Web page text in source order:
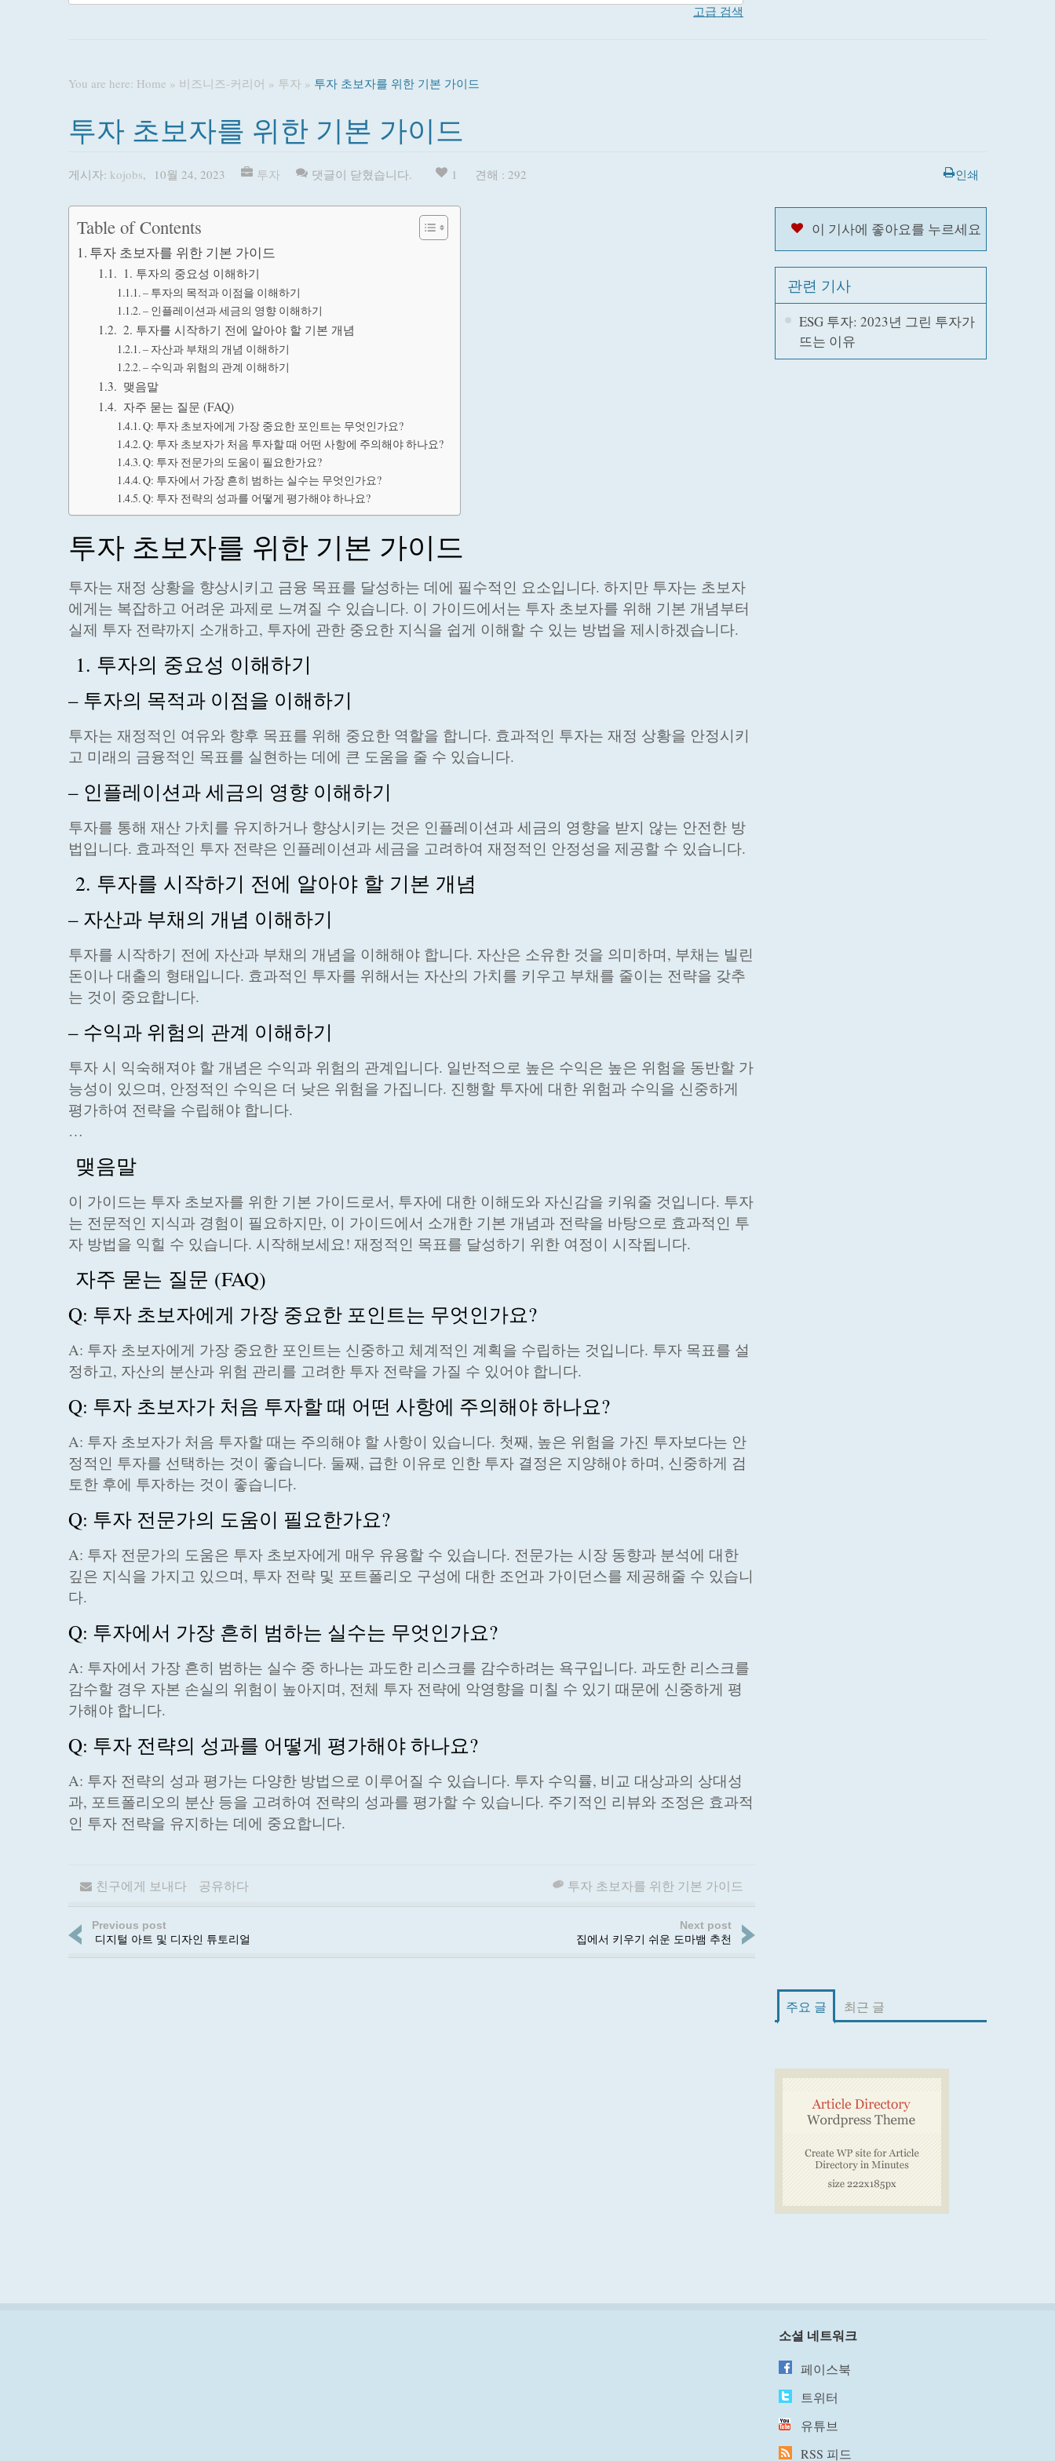
고급 검색
You are here: Home » 비즈니즈-커리어 » 투자 » 투자 초보자를 위한 기본 가이드
투자 초보자를 위한 기본 가이드
게시자: kojobs, 10월 24, 2023 투자 댓글이 닫혔습니다. 1 견해 : 292 인쇄
Table of Contents
투자 초보자를 위한 기본 가이드
1. 투자의 중요성 이해하기
– 투자의 목적과 이점을 이해하기
– 인플레이션과 세금의 영향 이해하기
2. 투자를 시작하기 전에 알아야 할 기본 개념
– 자산과 부채의 개념 이해하기
– 수익과 위험의 관계 이해하기
맺음말
자주 묻는 질문 (FAQ)
Q: 투자 초보자에게 가장 중요한 포인트는 무엇인가요?
Q: 투자 초보자가 처음 투자할 때 어떤 사항에 주의해야 하나요?
Q: 투자 전문가의 도움이 필요한가요?
Q: 투자에서 가장 흔히 범하는 실수는 무엇인가요?
Q: 투자 전략의 성과를 어떻게 평가해야 하나요?
투자 초보자를 위한 기본 가이드
투자는 재정 상황을 향상시키고 금융 목표를 달성하는 데에 필수적인 요소입니다. 하지만 투자는 초보자
에게는 복잡하고 어려운 과제로 느껴질 수 있습니다. 이 가이드에서는 투자 초보자를 위해 기본 개념부터
실제 투자 전략까지 소개하고, 투자에 관한 중요한 지식을 쉽게 이해할 수 있는 방법을 제시하겠습니다.
1. 투자의 중요성 이해하기
– 투자의 목적과 이점을 이해하기
투자는 재정적인 여유와 향후 목표를 위해 중요한 역할을 합니다. 효과적인 투자는 재정 상황을 안정시키
고 미래의 금융적인 목표를 실현하는 데에 큰 도움을 줄 수 있습니다.
– 인플레이션과 세금의 영향 이해하기
투자를 통해 재산 가치를 유지하거나 향상시키는 것은 인플레이션과 세금의 영향을 받지 않는 안전한 방
법입니다. 효과적인 투자 전략은 인플레이션과 세금을 고려하여 재정적인 안정성을 제공할 수 있습니다.
2. 투자를 시작하기 전에 알아야 할 기본 개념
– 자산과 부채의 개념 이해하기
투자를 시작하기 전에 자산과 부채의 개념을 이해해야 합니다. 자산은 소유한 것을 의미하며, 부채는 빌린
돈이나 대출의 형태입니다. 효과적인 투자를 위해서는 자산의 가치를 키우고 부채를 줄이는 전략을 갖추
는 것이 중요합니다.
– 수익과 위험의 관계 이해하기
투자 시 익숙해져야 할 개념은 수익과 위험의 관계입니다. 일반적으로 높은 수익은 높은 위험을 동반할 가
능성이 있으며, 안정적인 수익은 더 낮은 위험을 가집니다. 진행할 투자에 대한 위험과 수익을 신중하게
평가하여 전략을 수립해야 합니다.
…
맺음말
이 가이드는 투자 초보자를 위한 기본 가이드로서, 투자에 대한 이해도와 자신감을 키워줄 것입니다. 투자
는 전문적인 지식과 경험이 필요하지만, 이 가이드에서 소개한 기본 개념과 전략을 바탕으로 효과적인 투
자 방법을 익힐 수 있습니다. 시작해보세요! 재정적인 목표를 달성하기 위한 여정이 시작됩니다.
자주 묻는 질문 (FAQ)
Q: 투자 초보자에게 가장 중요한 포인트는 무엇인가요?
A: 투자 초보자에게 가장 중요한 포인트는 신중하고 체계적인 계획을 수립하는 것입니다. 투자 목표를 설
정하고, 자산의 분산과 위험 관리를 고려한 투자 전략을 가질 수 있어야 합니다.
Q: 투자 초보자가 처음 투자할 때 어떤 사항에 주의해야 하나요?
A: 투자 초보자가 처음 투자할 때는 주의해야 할 사항이 있습니다. 첫째, 높은 위험을 가진 투자보다는 안
정적인 투자를 선택하는 것이 좋습니다. 둘째, 급한 이유로 인한 투자 결정은 지양해야 하며, 신중하게 검
토한 후에 투자하는 것이 좋습니다.
Q: 투자 전문가의 도움이 필요한가요?
A: 투자 전문가의 도움은 투자 초보자에게 매우 유용할 수 있습니다. 전문가는 시장 동향과 분석에 대한
깊은 지식을 가지고 있으며, 투자 전략 및 포트폴리오 구성에 대한 조언과 가이던스를 제공해줄 수 있습니
다.
Q: 투자에서 가장 흔히 범하는 실수는 무엇인가요?
A: 투자에서 가장 흔히 범하는 실수 중 하나는 과도한 리스크를 감수하려는 욕구입니다. 과도한 리스크를
감수할 경우 자본 손실의 위험이 높아지며, 전체 투자 전략에 악영향을 미칠 수 있기 때문에 신중하게 평
가해야 합니다.
Q: 투자 전략의 성과를 어떻게 평가해야 하나요?
A: 투자 전략의 성과 평가는 다양한 방법으로 이루어질 수 있습니다. 투자 수익률, 비교 대상과의 상대성
과, 포트폴리오의 분산 등을 고려하여 전략의 성과를 평가할 수 있습니다. 주기적인 리뷰와 조정은 효과적
인 투자 전략을 유지하는 데에 중요합니다.
친구에게 보내다 공유하다 투자 초보자를 위한 기본 가이드
Previous post
디지털 아트 및 디자인 튜토리얼
Next post
집에서 키우기 쉬운 도마뱀 추천
이 기사에 좋아요를 누르세요
관련 기사
ESG 투자: 2023년 그린 투자가
뜨는 이유
주요 글 최근 글
소셜 네트워크
페이스북
트위터
유튜브
RSS 피드